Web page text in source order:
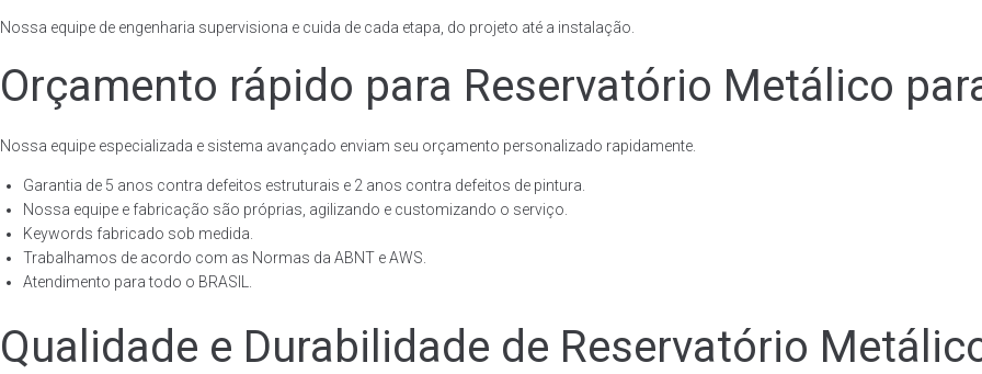
Nossa equipe de engenharia supervisiona e cuida de cada etapa, do projeto até a instalação.
Orçamento rápido para Reservatório Metálico
Nossa equipe especializada e sistema avançado enviam seu orçamento personalizado rapidamente.
Garantia de 5 anos contra defeitos estruturais e 2 anos contra defeitos de pintura.
Nossa equipe e fabricação são próprias, agilizando e customizando o serviço.
Keywords fabricado sob medida.
Trabalhamos de acordo com as Normas da ABNT e AWS.
Atendimento para todo o BRASIL.
Qualidade e Durabilidade de Reservatório